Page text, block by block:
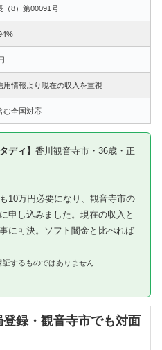
（8）第00091号
用情報より現在の収入を重視
む全国対応
ディ】 香川観音寺市・36歳・正
10万円必要になり、観音寺市の
申し込みました。現在の収入と
に可決。ソフト闇金と比べれば
するものではありません
録・観音寺市でも対面